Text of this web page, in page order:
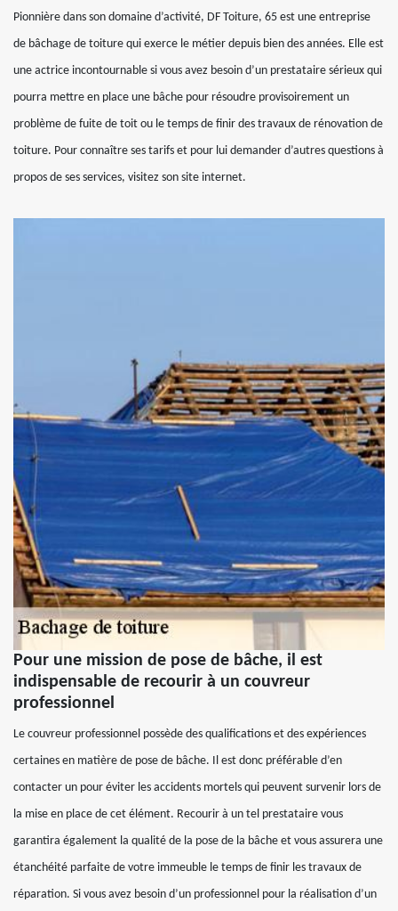
Pionnière dans son domaine d’activité, DF Toiture, 65 est une entreprise
de bâchage de toiture qui exerce le métier depuis bien des années. Elle est
une actrice incontournable si vous avez besoin d’un prestataire sérieux qui
pourra mettre en place une bâche pour résoudre provisoirement un
problème de fuite de toit ou le temps de finir des travaux de rénovation de
toiture. Pour connaître ses tarifs et pour lui demander d’autres questions à
propos de ses services, visitez son site internet.
Pour une mission de pose de bâche, il est
indispensable de recourir à un couvreur
professionnel
Le couvreur professionnel possède des qualifications et des expériences
certaines en matière de pose de bâche. Il est donc préférable d’en
contacter un pour éviter les accidents mortels qui peuvent survenir lors de
la mise en place de cet élément. Recourir à un tel prestataire vous
garantira également la qualité de la pose de la bâche et vous assurera une
étanchéité parfaite de votre immeuble le temps de finir les travaux de
réparation. Si vous avez besoin d’un professionnel pour la réalisation d’un